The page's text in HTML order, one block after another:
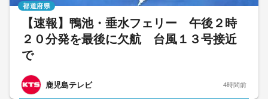
【速報】鴨池・垂水フェリー 午後２時
２０分発を最後に欠航 台風１３号接近
で
鹿児島テレビ
都道府県
4時間前